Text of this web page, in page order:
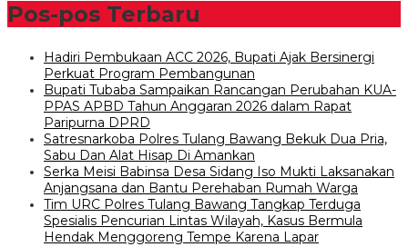
Pos-pos Terbaru
Hadiri Pembukaan ACC 2026, Bupati Ajak Bersinergi
Perkuat Program Pembangunan
Bupati Tubaba Sampaikan Rancangan Perubahan KUA-
PPAS APBD Tahun Anggaran 2026 dalam Rapat
Paripurna DPRD
Satresnarkoba Polres Tulang Bawang Bekuk Dua Pria,
Sabu Dan Alat Hisap Di Amankan
Serka Meisi Babinsa Desa Sidang Iso Mukti Laksanakan
Anjangsana dan Bantu Perehaban Rumah Warga
Tim URC Polres Tulang Bawang Tangkap Terduga
Spesialis Pencurian Lintas Wilayah, Kasus Bermula
Hendak Menggoreng Tempe Karena Lapar